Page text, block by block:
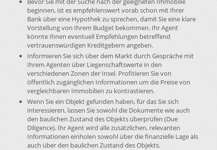
beginnen, ist es empfehlenswert vorab schon mit Ihrer
Bank über eine Hypothek zu sprechen, damit Sie eine klare
Vorstellung von Ihrem Budget bekommen. Ihr Agent
könnte Ihnen eventuell Empfehlungen betreffend
vertrauenswürdigen Kreditgebern angeben.
Informieren Sie sich über dem Markt durch Gespräche mit
Ihrem Agenten über Liegenschaftswerte in den
verschiedenen Zonen der Insel. Profitieren Sie von
öffentlich zugänglichen Informationen um die Preise von
vergleichbaren Immobilien zu kontrastieren.
Wenn Sie ein Objekt gefunden haben, für das Sie sich
interessieren, lassen Sie sowohl die Dokumente wie auch
den baulichen Zustand des Objekts überprüfen (Due
Diligence). Ihr Agent wird alle zusätzlichen, relevanten
Informationen einholen sowohl über die finanzielle Lage als
auch über den baulichen Zustand des Objekts.